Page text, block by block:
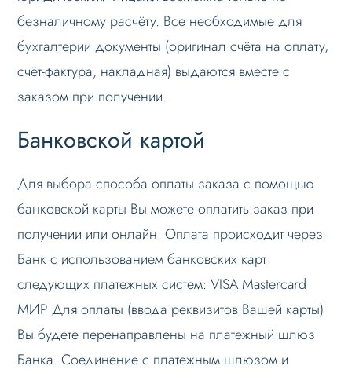
безналичному расчёту. Все необходимые для
бухгалтерии документы (оригинал счёта на оплату,
счёт-фактура, накладная) выдаются вместе с
заказом при получении.
Банковской картой
Для выбора способа оплаты заказа с помощью
банковской карты Вы можете оплатить заказ при
получении или онлайн. Оплата происходит через
Банк с использованием банковских карт
следующих платежных систем: VISA Mastercard
МИР Для оплаты (ввода реквизитов Вашей карты)
Вы будете перенаправлены на платежный шлюз
Банка. Соединение с платежным шлюзом и